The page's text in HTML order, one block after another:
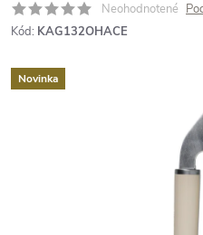
Neohodnotené
Kód: KAG132OHACE
Novinka